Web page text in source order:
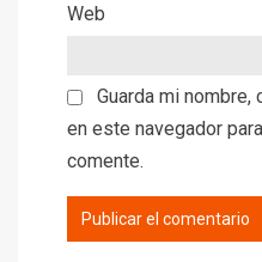
Web
Guarda mi
en este navegador
comente.